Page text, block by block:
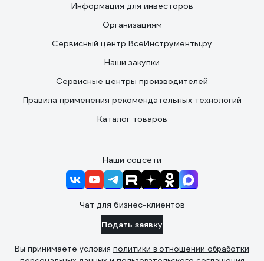
Информация для инвесторов
Организациям
Сервисный центр ВсеИнструменты.ру
Наши закупки
Сервисные центры производителей
Правила применения рекомендательных технологий
Каталог товаров
Наши соцсети
Чат для бизнес-клиентов
Подать заявку
Вы принимаете условия политики в отношении обработки